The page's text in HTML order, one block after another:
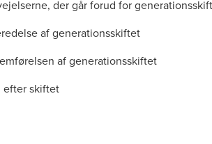
der går forud for
af generationsskiftet
af generationsskiftet
efter skiftet